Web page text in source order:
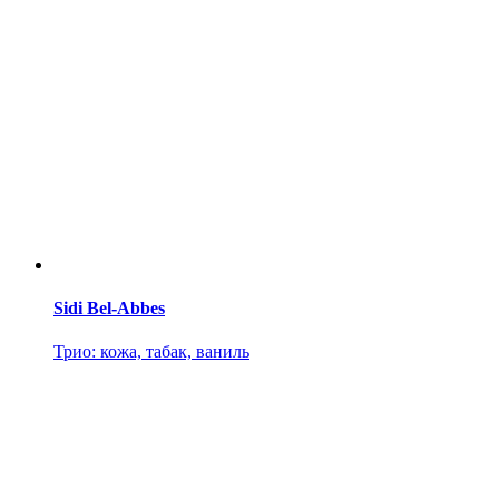
Sidi Bel-Abbes
Трио: кожа, табак, ваниль